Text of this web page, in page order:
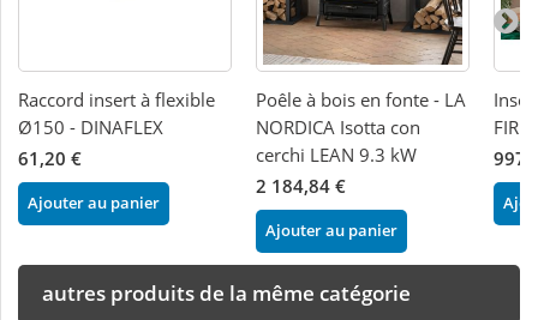
Raccord insert à flexible
Ø150 - DINAFLEX
61,20 €
Ajouter au panier
Poêle à bois en fonte - LA
NORDICA Isotta con
cerchi LEAN 9.3 kW
2 184,84 €
Ajouter au panier
autres produits de la même catégorie